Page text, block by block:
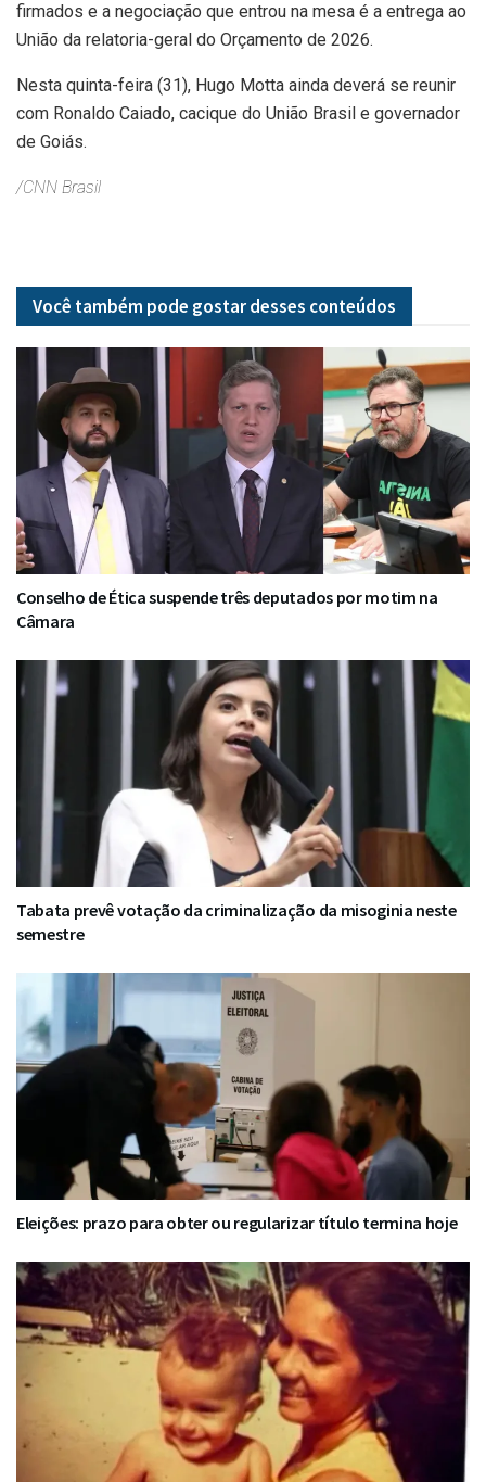
firmados e a negociação que entrou na mesa é a entrega ao
União da relatoria-geral do Orçamento de 2026.
Nesta quinta-feira (31), Hugo Motta ainda deverá se reunir
com Ronaldo Caiado, cacique do União Brasil e governador
de Goiás.
/CNN Brasil
Você também pode gostar desses conteúdos
Conselho de Ética suspende três deputados por motim na
Câmara
Tabata prevê votação da criminalização da misoginia neste
semestre
Eleições: prazo para obter ou regularizar título termina hoje